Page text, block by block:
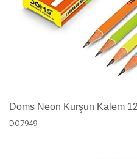
Doms Neon Kurşun Kalem
DO7949